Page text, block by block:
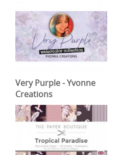
Very Purple - Yvonne
Creations